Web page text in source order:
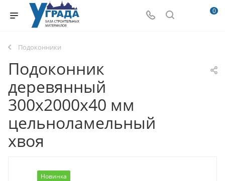
0
Подоконники
Подоконник
деревянный
300х2000х40 мм
цельноламельный
хвоя
Новинка